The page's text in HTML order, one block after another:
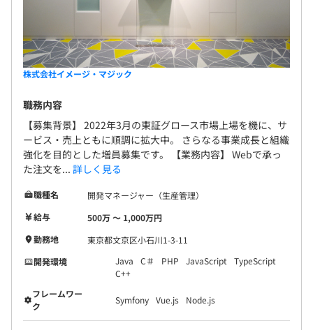
株式会社イメージ・マジック
職務内容
【募集背景】 2022年3月の東証グロース市場上場を機に、サ
ービス・売上ともに順調に拡大中。 さらなる事業成長と組織
強化を目的とした増員募集です。 【業務内容】 Webで承っ
た注文を... 詳しく見る
職種名
開発マネージャー（生産管理）
給与
500万 〜 1,000万円
勤務地
東京都文京区小石川1-3-11
開発環境
Java C＃ PHP JavaScript
TypeScript
C++
フレームワー
ク
Symfony Vue.js Node.js